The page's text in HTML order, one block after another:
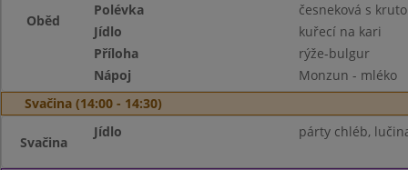
Oběd
Polévka
česneková s
Jídlo
kuřecí na kari
Příloha
rýže-bulgur
Nápoj
Monzun - mléko
Svačina (14:00 - 14:30)
Svačina
Jídlo párty chléb,